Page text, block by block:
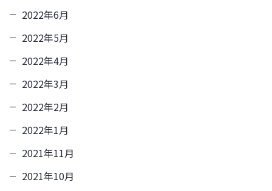
2022年6月
2022年5月
2022年4月
2022年3月
2022年2月
2022年1月
2021年11月
2021年10月